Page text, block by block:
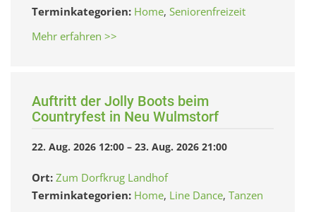
Terminkategorien: Home, Seniorenfreizeit
Mehr erfahren >>
Auftritt der Jolly Boots beim
Countryfest in Neu Wulmstorf
22. Aug. 2026 12:00 – 23. Aug. 2026 21:00
Ort: Zum Dorfkrug Landhof
Terminkategorien: Home, Line Dance, Tanzen